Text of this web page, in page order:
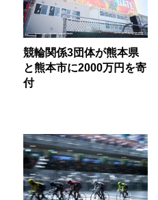
競輪関係3団体が熊本県
と熊本市に2000万円を寄
付